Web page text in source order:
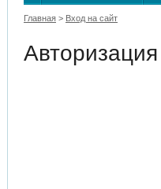
Главная > Вход на сайт
Авторизация